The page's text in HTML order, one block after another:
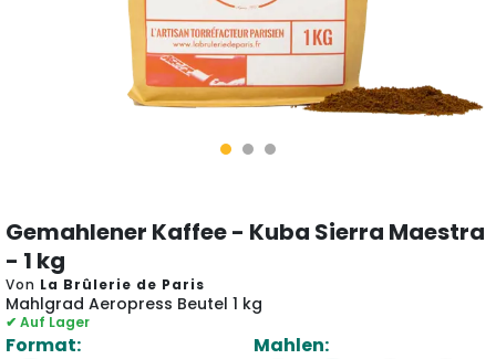
Gemahlener Kaffee - Kuba Sierra Maestra
- 1 kg
Von La Brûlerie de Paris
Mahlgrad Aeropress Beutel 1 kg
✔ Auf Lager
Format: Mahlen: